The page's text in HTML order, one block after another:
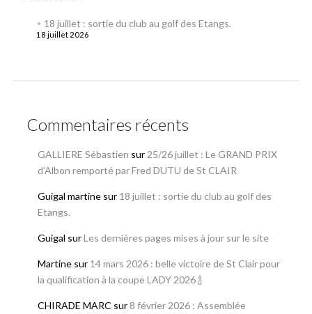
18 juillet : sortie du club au golf des Etangs.
18 juillet 2026
Commentaires récents
GALLIERE Sébastien sur 25/26 juillet : Le GRAND PRIX
d’Albon remporté par Fred DUTU de St CLAIR
Guigal martinesur 18 juillet : sortie du club au golf des
Etangs.
Guigal surLes dernières pages mises à jour sur le site
Martinesur 14 mars 2026 : belle victoire de St Clair pour
la qualification à la coupe LADY 2026 🍾
CHIRADE MARC sur 8 février 2026 : Assemblée